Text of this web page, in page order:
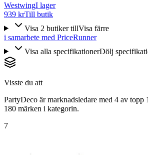
WestwingI lager
939 krTill butik
Visa 2 butiker tillVisa färre
i samarbete med PriceRunner
Visa alla specifikationerDölj
Visste du att
PartyDeco är marknadsledare med 4 av
180 märken i kategorin.
7